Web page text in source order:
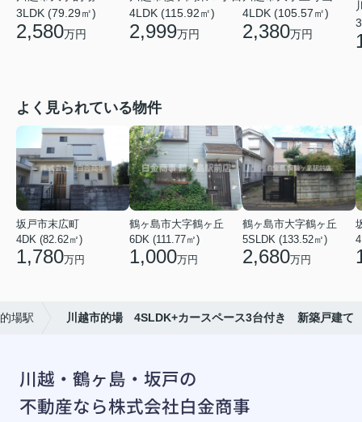
3LDK (79.29㎡)
2,580万円
4LDK (115.92㎡)
2,999万円
4LDK (105.57㎡)
2,380万円
よく見られている物件
坂戸市末広町
4DK (82.62㎡)
1,780万円
鶴ヶ島市大字鶴ヶ丘
6DK (111.77㎡)
1,000万円
鶴ヶ島市大字鶴ヶ丘
5SLDK (133.52㎡)
2,680万円
的場駅 川越市的場 4SLDK+カースペース3台付き 新築戸建て
川越・鶴ヶ島・坂戸の
不動産なら株式会社白金商事